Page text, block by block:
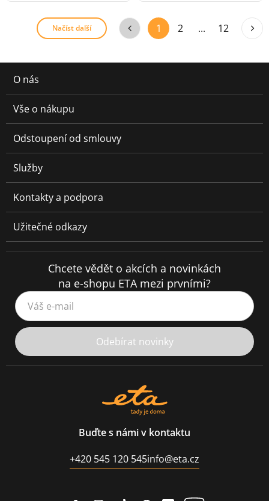
Načíst další 1 2 ... 12
O nás
Vše o nákupu
Odstoupení od smlouvy
Služby
Kontakty a podpora
Užitečné odkazy
Chcete vědět o akcích a novinkách
na e-shopu ETA mezi prvními?
Váš e-mail
Odebírat novinky
Buďte s námi v kontaktu
+420 545 120 545info@eta.cz